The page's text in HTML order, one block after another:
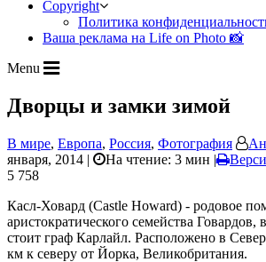
Copyright
Политика
Ваша реклама на Life on Photo 📸
Menu
Дворцы и замки зимой
В мире, Европа, Россия, Фотография
января, 2014 |
На чтение: 3 мин |
5 758
Касл-Ховард (Castle Howard) - родовое
аристократического семейства Говардов,
стоит граф Карлайл. Расположено в
км к северу от Йорка, Великобритания.